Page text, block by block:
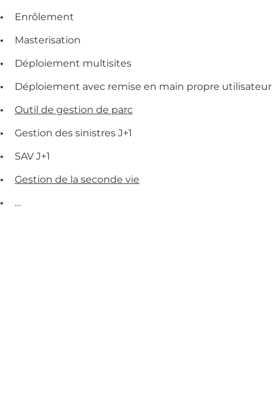
Enrôlement
Masterisation
Déploiement multisites
Déploiement avec remise en main propre utilisateur
Outil de gestion de parc
Gestion des sinistres J+1
SAV J+1
Gestion de la seconde vie
…